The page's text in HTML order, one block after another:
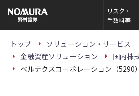
の
ー
リスク・
手数料等
トップ
ソリューション・サービス
金融資産ソリューション
国内株
ベルテクスコーポレーション（5290